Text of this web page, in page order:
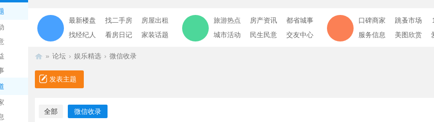
我知道了
最新楼盘 找二手房
房屋出租
找经纪人
看房日记 家装话题
旅游热点 房产资讯
都省城事
城市活动
民生民意 交友中心
口碑商家 跳蚤市场
服务信息
美图欣赏
» 论坛 › 娱乐精选 › 微信收录
发表主题
全部 微信收录